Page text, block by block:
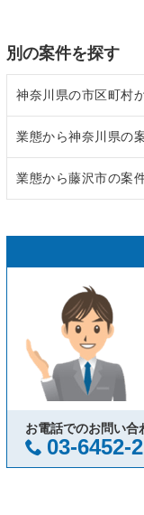
別の案件を探す
神奈川県の市区町村
大和市の飲食店の
鎌倉市の飲食店の
川崎市高津区の飲
横浜市鶴見区の飲
川崎市中原区の飲
横浜市中区の飲食
横浜市南区の飲食
横浜市港北区の飲
業態から神奈川県の
神奈川県のラーメ
神奈川県のイタリ
神奈川県の中華の
神奈川県のそば・
神奈川県の寿司の
神奈川県の焼肉の
神奈川県の鉄板焼
業態から藤沢市の案
藤沢市のフランス
藤沢市のイタリア
藤沢市の焼肉の居
藤沢市の鉄板焼き
藤沢市のアジア料
藤沢市のカフェの
お電話でのお問い合
03-6452-